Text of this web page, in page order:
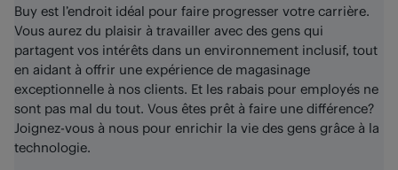
Buy est l’endroit idéal pour faire progresser votre carrière.
Vous aurez du plaisir à travailler avec des gens qui
partagent vos intérêts dans un environnement inclusif, tout
en aidant à offrir une expérience de magasinage
exceptionnelle à nos clients. Et les rabais pour employés ne
sont pas mal du tout. Vous êtes prêt à faire une différence?
Joignez-vous à nous pour enrichir la vie des gens grâce à la
technologie.